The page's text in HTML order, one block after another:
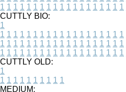
1 1 1 1 1 1 1 1 1 1 1 1 1 1 1 1 1 1 1
CUTTLY BIO:
1
1 1 1 1 1 1 1 1 1 1 1 1 1 1 1 1 1 1 1
1 1 1 1 1 1 1 1 1 1 1 1 1 1 1 1 1 1 1
1 1 1 1 1 1 1 1 1 1 1 1 1 1 1 1 1 1 1
CUTTLY OLD:
1
1 1 1 1 1 1 1 1 1 1
MEDIUM: